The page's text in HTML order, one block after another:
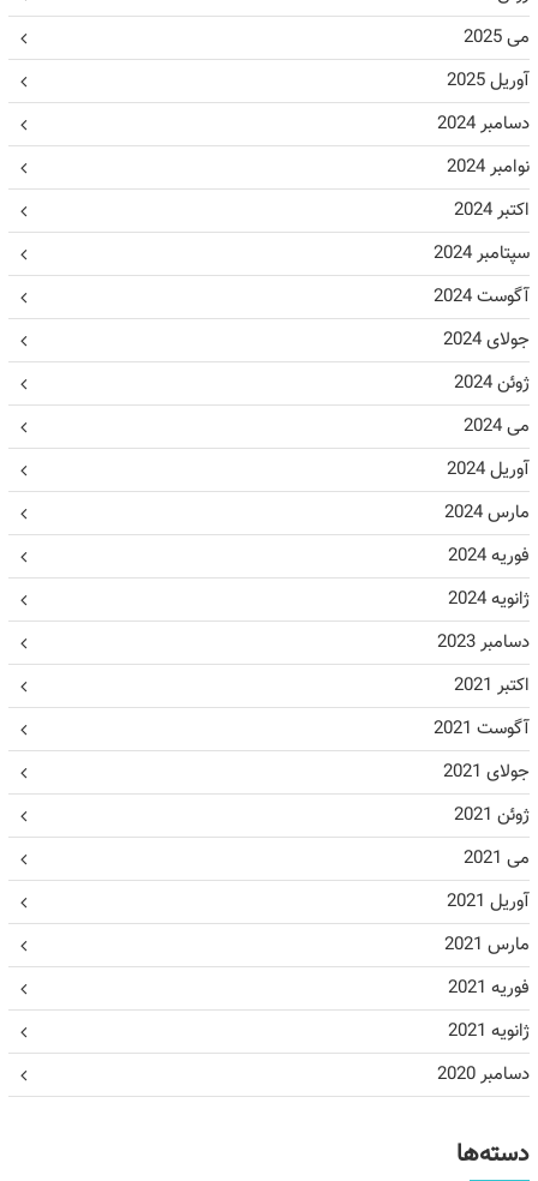
می 2025
آوریل 2025
دسامبر 2024
نوامبر 2024
اکتبر 2024
سپتامبر 2024
آگوست 2024
جولای 2024
ژوئن 2024
می 2024
آوریل 2024
مارس 2024
فوریه 2024
ژانویه 2024
دسامبر 2023
اکتبر 2021
آگوست 2021
جولای 2021
ژوئن 2021
می 2021
آوریل 2021
مارس 2021
فوریه 2021
ژانویه 2021
دسامبر 2020
دسته‌ها